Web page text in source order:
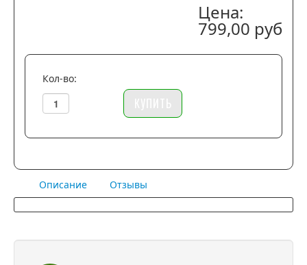
Цена:
799,00 руб
Кол-во:
Описание Отзывы